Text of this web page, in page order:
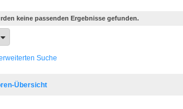
keine passenden Ergebnisse gefunden.
Suche
Übersicht